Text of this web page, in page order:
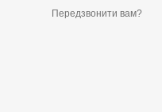
Передзвонити вам?